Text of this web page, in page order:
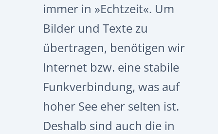
immer in »Echtzeit«. Um
Bilder und Texte zu
übertragen, benötigen wir
Internet bzw. eine stabile
Funkverbindung, was auf
hoher See eher selten ist.
Deshalb sind auch die in